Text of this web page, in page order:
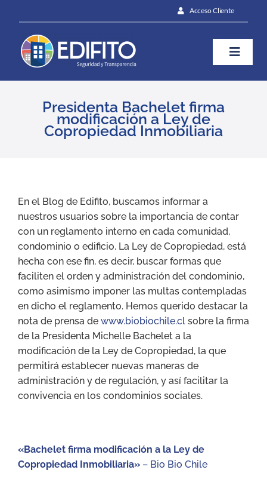
content
Acceso Cliente
Toggle
Prensa
Contáctanos
Presidenta Bachelet firma
modificación a Ley de
Copropiedad Inmobiliaria
Larger
Image
En el Blog de Edifito, buscamos informar a
nuestros usuarios sobre la importancia de contar
con un reglamento interno en cada comunidad,
condominio o edificio. La Ley de Copropiedad, está
hecha con ese fin, es decir, buscar formas que
faciliten el orden y administración del condominio,
como asimismo imponer las multas contempladas
en dicho el reglamento. Hemos querido destacar la
nota de prensa de www.biobiochile.cl sobre la firma
de la Presidenta Michelle Bachelet a la
modificación de la Ley de Copropiedad, la que
permitirá establecer nuevas maneras de
administración y de regulación, y así facilitar la
convivencia en los condominios sociales.
«Bachelet firma modificación a la Ley de
Copropiedad Inmobiliaria» – Bio Bio Chile